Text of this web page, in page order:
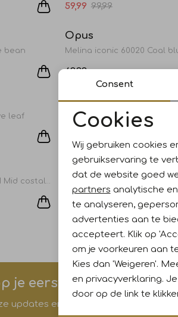
59,99 99,99
Sale
bean
Opus
Melina iconic 60020 Coal
69,99
Sale
leaf
Opus
Mabuzi
Sale
Opus
Eboni french 20003 Natural
47,99 79,99
je eerste aankoop?
updates en ontvang gelijk €5,-
Noodzakelijke
Analytische
Consent
Cookies
Wij gebruiken cookies
gebruikservaring te
dat de website goed
partners analytische
te analyseren,
advertenties aan te
accepteert. Klik op
om je voorkeuren aan
Kies dan 'Weigeren'.
en privacyverklaring.
door op de link te